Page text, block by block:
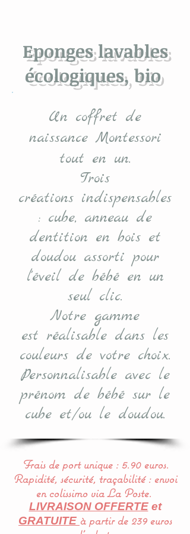
Eponges lavables
écologiques, bio
Un coffret de
naissance Montessori
tout en un.
Trois
créations indispensables
: cube, anneau de
dentition en bois et
doudou assorti pour
l'éveil de bébé en un
seul clic.
Notre gamme
est réalisable dans les
couleurs de votre choix.
Personnalisable avec le
prénom de bébé sur le
cube et/ou le doudou.
Frais de port unique : 5.90 euros.
Rapidité, sécurité, traçabilité : envoi
en colissimo via La Poste.
LIVRAISON OFFERTEet
GRATUITE à partir de 239 euros